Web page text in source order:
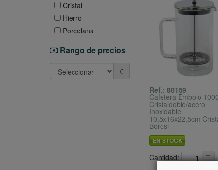
Cristal
Hierro
Porcelana
Rango de precios
€
Ref.: 80159
Cafetera Émbolo
Cristaldoble/acero
Inoxidable
10,5x16x22,5cm
Borosi
EN STOCK
Cantidad: